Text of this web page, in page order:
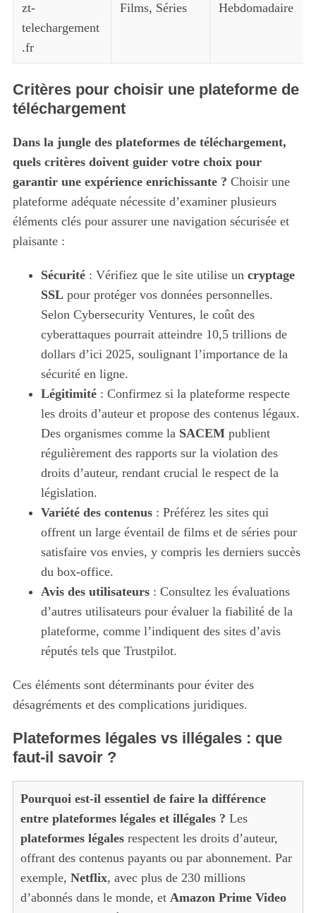
zt-
telechargement
.fr
Films, Séries Hebdomadaire
Critères pour choisir une plateforme de
téléchargement
Dans la jungle des plateformes de téléchargement,
quels critères doivent guider votre choix pour
garantir une expérience enrichissante ? Choisir une
plateforme adéquate nécessite d’examiner plusieurs
éléments clés pour assurer une navigation sécurisée et
plaisante :
Sécurité: Vérifiez que le site utilise un cryptage
SSLpour protéger vos données personnelles.
Selon Cybersecurity Ventures, le coût des
cyberattaques pourrait atteindre 10,5 trillions de
dollars d’ici 2025, soulignant l’importance de la
sécurité en ligne.
Légitimité: Confirmez si la plateforme respecte
les droits d’auteur et propose des contenus légaux.
Des organismes comme la SACEMpublient
régulièrement des rapports sur la violation des
droits d’auteur, rendant crucial le respect de la
législation.
Variété des contenus: Préférez les sites qui
offrent un large éventail de films et de séries pour
satisfaire vos envies, y compris les derniers succès
du box-office.
Avis des utilisateurs: Consultez les évaluations
d’autres utilisateurs pour évaluer la fiabilité de la
plateforme, comme l’indiquent des sites d’avis
réputés tels que Trustpilot.
Ces éléments sont déterminants pour éviter des
désagréments et des complications juridiques.
Plateformes légales vs illégales : que
faut-il savoir ?
Pourquoi est-il essentiel de faire la différence
entre plateformes légales et illégales ? Les
plateformes légalesrespectent les droits d’auteur,
offrant des contenus payants ou par abonnement. Par
exemple, Netflix, avec plus de 230 millions
d’abonnés dans le monde, et Amazon Prime Video